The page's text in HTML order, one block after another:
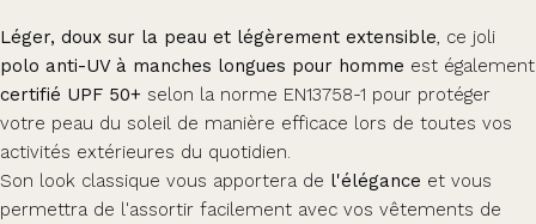
Léger, doux sur la peau et légèrement extensible, ce joli
polo anti-UV à manches longues pour homme est également
certifié UPF 50+ selon la norme EN13758-1 pour protéger
votre peau du soleil de manière efficace lors de toutes vos
activités extérieures du quotidien.
Son look classique vous apportera de l'élégance et vous
permettra de l'assortir facilement avec vos vêtements de